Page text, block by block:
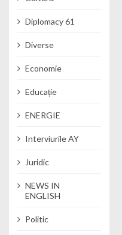
Diplomacy 61
Diverse
Economie
Educație
ENERGIE
Interviurile AY
Juridic
NEWS IN
ENGLISH
Politic